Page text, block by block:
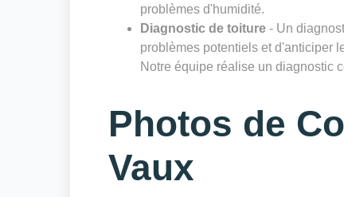
problèmes d'humidité.
Diagnostic de toiture - Un
problèmes potentiels et d'anticiper
Notre équipe réalise un diagnostic
Photos de
Vaux